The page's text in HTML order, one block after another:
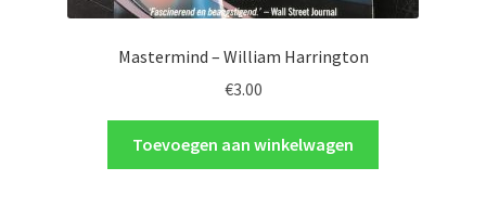
Mastermind – William Harrington
€3.00
Toevoegen aan winkelwagen